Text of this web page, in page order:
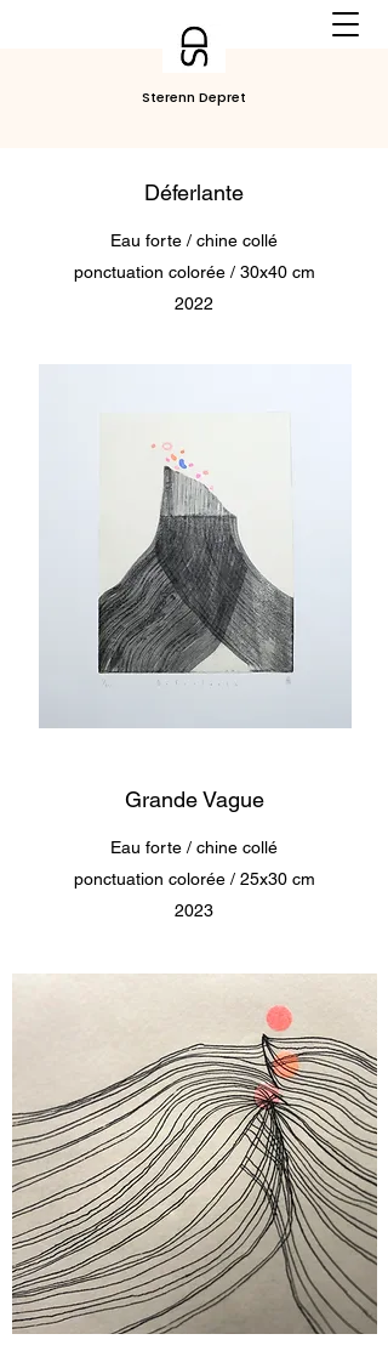
Sterenn Depret
Déferlante
Eau forte / chine collé
ponctuation colorée / 30x40 cm
2022
Grande Vague
Eau forte / chine collé
ponctuation colorée / 25x30 cm
2023